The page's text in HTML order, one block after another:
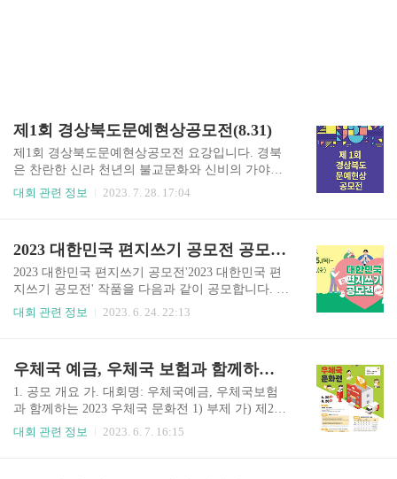
제1회 경상북도문예현상공모전(8.31)
제1회 경상북도문예현상공모전 요강입니다. 경북
은 찬란한 신라 천년의 불교문화와 신비의 가야문
화 그리고 선비정신의 유교문화 등 우리 민족 문화
북도 문예현상공모를 실시하고자 한다. 우리 경북
의 유, 무형의 모든 대상을 소재로 한 참신하고 아
름다운 감각적 언어로 경북의 산하를 표현한 작품
들을 발굴하고 홍보하고자 한다. 1. 제1회 경상북도
문예현상공모전 응모분야 1인 시 3편 이상 2. 제1회
상북도 자료는 경상북도 홈페이지 참조) 경상북도
홈페이지 바로가기 3. 응모자격 대..
대회 관련 정보 2023. 7. 28. 17:04
2023 대한민국 편지쓰기 공모전 공모 요강(8.8)
2023 대한민국 편지쓰기 공모전'2023 대한민국 편
지쓰기 공모전' 작품을 다음과 같이 공모합니다. 여
러분의 많은 참여 바랍니다.1. 공모전 개요 가. 명
순간 * 주요 키워드: #행복한 지금, #행복했던 추
억, #행복한 미래, #순간을 함께한 모두에게, #그리
고 모든 것들에게, #손으로 쓰는 편지 라. 응모부
문: 5개 부문* 초등부(저학년), 초등부(고학년), 청
소년(중등), 청소년(고등), 일반(성인) 마. 표절 신
대회 관련 정보 2023. 6. 24. 22:13
우체국 예금, 우체국 보험과 함께하는 2023 우체국 문화전 공모 요강(8.28)
1. 공모 개요 가. 대회명: 우체국예금, 우체국보험
과 함께하는 2023 우체국 문화전 1) 부제 가) 제25
회 우체국예금, 우체국보험 어린이 그림그리기 대
대회 관련 정보 2023. 6. 7. 16:15